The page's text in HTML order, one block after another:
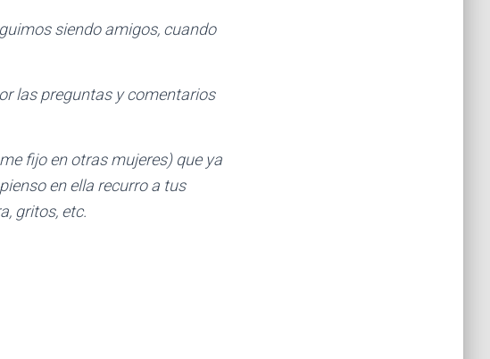
siendo amigos, cuando
las preguntas y comentarios
fijo en otras mujeres) que ya
en ella recurro a tus
gritos, etc.